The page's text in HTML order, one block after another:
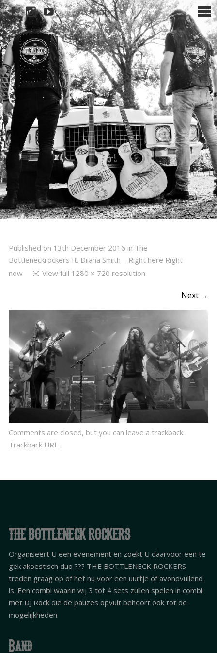
Published on 13th December 2016 in The
Bottleneckrockers ft. Dilana Smith – Right here Right
now
View full 1280 × 720 resolution
Next →
Comments are closed, but you can leave a trackback:
Trackback URL.
THE BOTTLENECK ROCKERS
Organiseert U een evenement en zoekt U daarvoor een te
gek akoestisch duo ??? THE BOTTLENECK ROCKERS
treden graag op of het nu voor een uurtje of avondvullend
is. Een combi waarin wij 3 tot 4 sets zullen spelen in combi
met DJ Rock die de pauzes opvult behoort ook tot de
mogelijkheden.
Band